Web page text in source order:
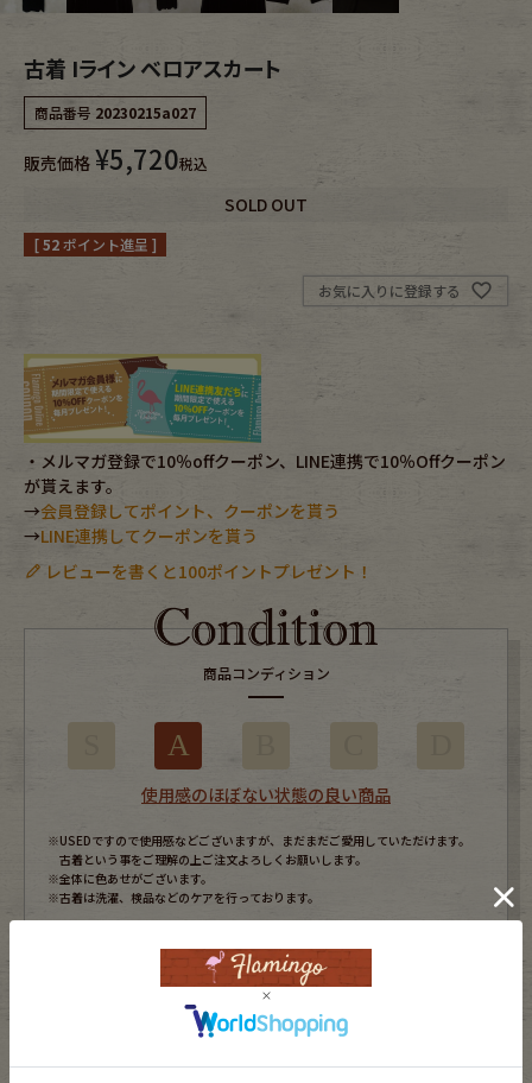
Fafatt
レディース商品カテゴリーから探す
Tops
Kidswear
小物・アクセサリーから探す
Eye Wear
Bag
Accessory
antique goods
vintage bicycle
FAFATT
古着 Iライン ベロアスカート
商品番号 20230215a027
販売価格 ¥5,720税込
SOLD OUT
[52ポイント進呈 ]
お気に入りに登録する
・メルマガ登録で10％offクーポン、LINE連携で10％Offクーポン
が貰えます。
→会員登録してポイント、クーポンを貰う
→LINE連携してクーポンを貰う
レビューを書くと100ポイントプレゼント！
商品コンディション
A
使用感のほぼない状態の良い商品
※USEDですので使用感などございますが、まだまだご愛用していただけます。
古着という事をご理解の上ご注文よろしくお願いします。
※全体に色あせがございます。
※古着は洗濯、検品などのケアを行っております。
ブランド
M.P.